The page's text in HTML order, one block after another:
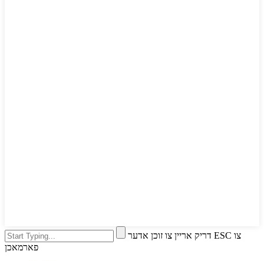
דריק אריין צו זוכן אדער ESC צו
פארמאכן